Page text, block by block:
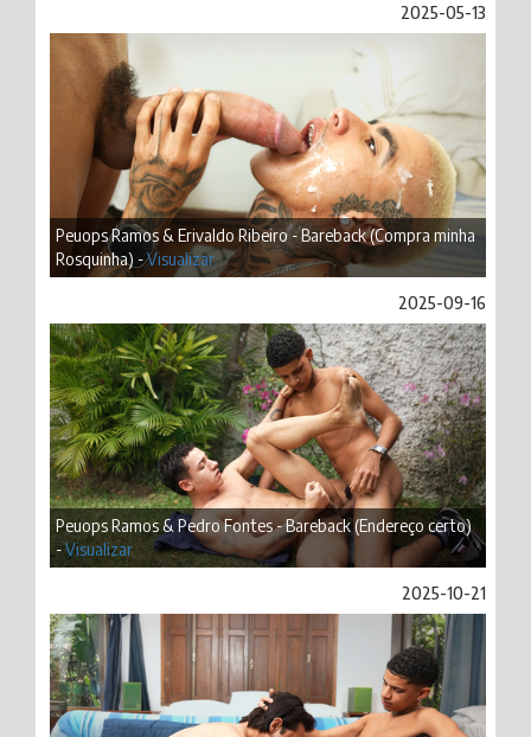
2025-05-13
Peuops Ramos & Erivaldo Ribeiro - Bareback (Compra minha
Rosquinha) -Visualizar
2025-09-16
Peuops Ramos & Pedro Fontes - Bareback (Endereço certo)
-Visualizar
2025-10-21